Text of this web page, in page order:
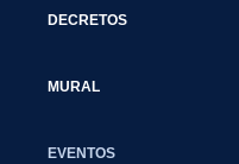
DECRETOS
MURAL
EVENTOS